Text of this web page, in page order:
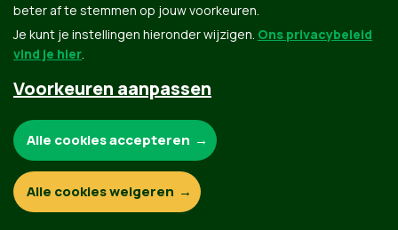
Contact Privacybeleid
beter af te stemmen op jouw voorkeuren.
Je kunt je instellingen hieronder wijzigen. Ons privacybeleid
vind je hier.
Voorkeuren aanpassen
Functionele en analytische cookies:
Alle cookies accepteren
Alle cookies weigeren